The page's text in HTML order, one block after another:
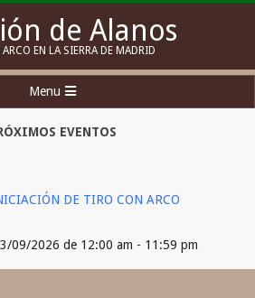
EN LA SIERRA DE MADRID
Menu
EVENTOS
DE TIRO CON ARCO
09/2026 de 12:00 am - 11:59 pm